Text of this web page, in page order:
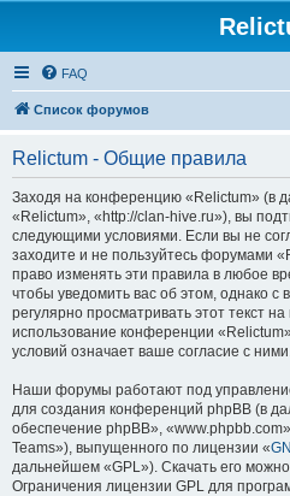
FAQ
Список форумов
Relictum - Общие правила
Заходя на конференцию «Relictum» (в
«Relictum», «http://clan-hive.ru»), вы
следующими условиями. Если вы не
заходите и не пользуйтесь форумами
право изменять эти правила в любое
чтобы уведомить вас об этом, однако
регулярно просматривать этот текст
использование конференции
условий означает ваше согласие с
Наши форумы работают под
для создания конференций phpBB (в
обеспечение phpBB»,
Teams»), выпущенного по лицензии «
дальнейшем «GPL»). Скачать его
Ограничения лицензии GPL для